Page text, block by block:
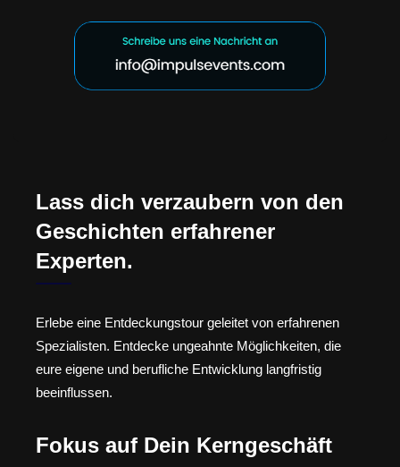
Lass dich verzaubern von den
Geschichten erfahrener
Experten.
Erlebe eine Entdeckungstour geleitet von erfahrenen
Spezialisten. Entdecke ungeahnte Möglichkeiten, die
eure eigene und berufliche Entwicklung langfristig
beeinflussen.
Fokus auf Dein Kerngeschäft